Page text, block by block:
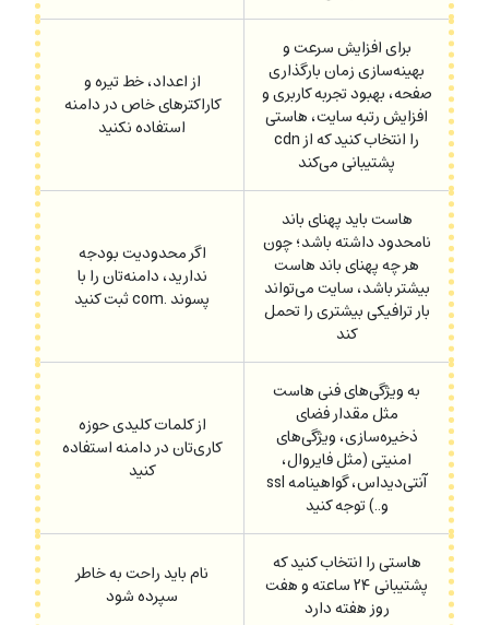
برای افزایش سرعت و
بهینه‌سازی زمان بارگذاری
صفحه، بهبود تجربه کاربری و
افزایش رتبه سایت، هاستی
را انتخاب کنید که از cdn
پشتیبانی می‌کند
از اعداد، خط تیره و
کاراکترهای خاص در دامنه
استفاده نکنید
هاست باید پهنای باند
نامحدود داشته باشد؛ چون
هر چه پهنای باند هاست
بیشتر باشد، سایت می‌تواند
بار ترافیکی بیشتری را تحمل
کند
اگر محدودیت بودجه
ندارید، دامنه‌تان را با
پسوند .com ثبت کنید
به ویژگی‌های فنی هاست
مثل مقدار فضای
ذخیره‌سازی، ویژگی‌های
امنیتی (مثل فایروال،
آنتی‌دیداس، گواهینامه ssl
و..) توجه کنید
از کلمات کلیدی حوزه‌
کاری‌تان در دامنه استفاده
کنید
هاستی را انتخاب کنید که
پشتیبانی ۲۴ ساعته و هفت
روز هفته دارد
نام باید راحت به خاطر
سپرده شود